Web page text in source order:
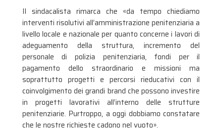
Il sindacalista rimarca che «da tempo chiediamo
interventi risolutivi all’amministrazione penitenziaria a
livello locale e nazionale per quanto concerne i lavori di
adeguamento della struttura, incremento del
personale di polizia penitenziaria, fondi per il
pagamento dello straordinario e missioni ma
soprattutto progetti e percorsi rieducativi con il
coinvolgimento dei grandi brand che possono investire
in progetti lavorativi all’interno delle strutture
penitenziarie. Purtroppo, a oggi dobbiamo constatare
che le nostre richieste cadono nel vuoto».